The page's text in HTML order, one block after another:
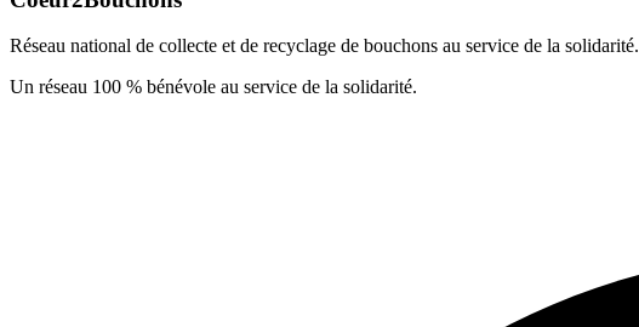
Réseau national de collecte et de recyclage de bouchons au service de la solidarité.
Un réseau 100 % bénévole au service de la solidarité.